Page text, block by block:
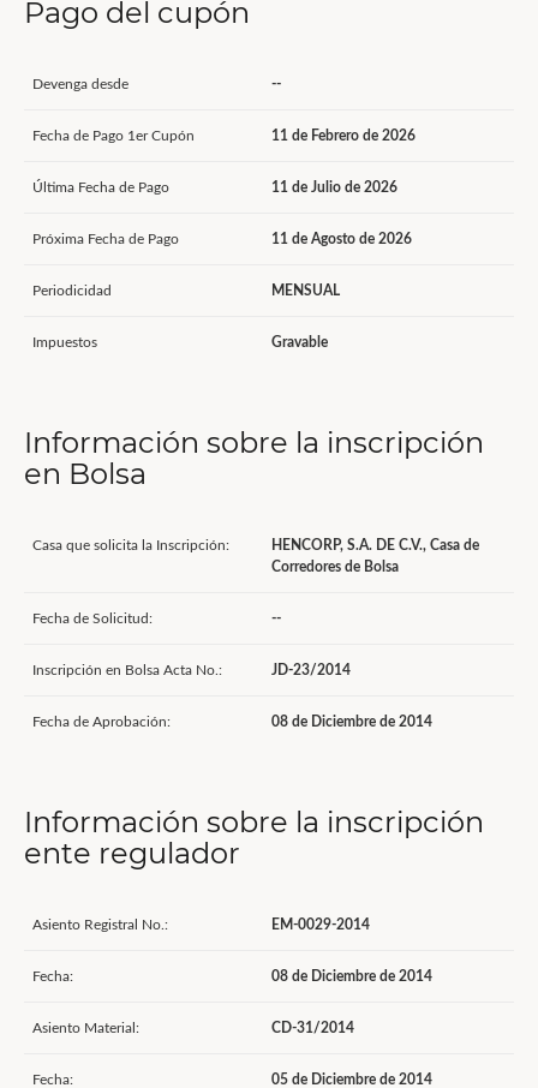
Pago del cupón
Devenga desde --
Fecha de Pago 1er Cupón 11 de Febrero de 2026
Última Fecha de Pago 11 de Julio de 2026
Próxima Fecha de Pago 11 de Agosto de 2026
Periodicidad MENSUAL
Impuestos Gravable
Información sobre la inscripción
en Bolsa
Casa que solicita la Inscripción:
HENCORP, S.A. DE C.V., Casa de
Corredores de Bolsa
Fecha de Solicitud: --
Inscripción en Bolsa Acta No.: JD-23/2014
Fecha de Aprobación: 08 de Diciembre de 2014
Información sobre la inscripción
ente regulador
Asiento Registral No.: EM-0029-2014
Fecha: 08 de Diciembre de 2014
Asiento Material: CD-31/2014
Fecha: 05 de Diciembre de 2014